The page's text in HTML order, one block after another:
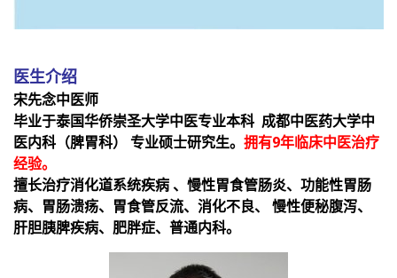
医生介绍
宋先念中医师
毕业于泰国华侨崇圣大学中医专业本科 成都中医药大学中
医内科（脾胃科） 专业硕士研究生。 拥有9年临床中医治疗
经验。
擅长治疗消化道系统疾病 、慢性胃食管肠炎、功能性胃肠
病、胃肠溃疡、胃食管反流、消化不良、 慢性便秘腹泻、
肝胆胰脾疾病、肥胖症、普通内科。